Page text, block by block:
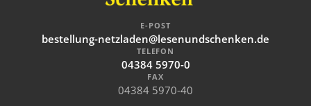
E-POST
bestellung-netzladen@lesenundschenken.de
TELEFON
04384 5970-0
FAX
04384 5970-40